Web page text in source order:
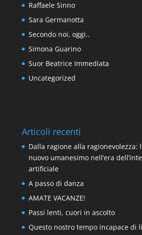
Raffaele Sinno
Sara Germanotta
Secondo noi, oggi..
Simona Guarino
Suor Beatrice Immediata
Uncategorized
Articoli recenti
Dalla ragione alla ragionevolezza:
nuovo umanesimo nell’era
artificiale
A passo di danza
AMATE VACANZE!
Passi lenti, cuori in ascolto
Questo nostro tempo incapace di